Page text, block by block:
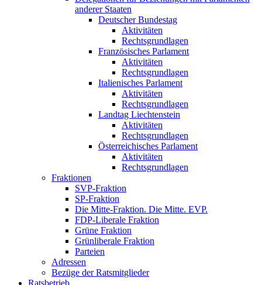
anderer Staaten
Deutscher Bundestag
Aktivitäten
Rechtsgrundlagen
Französisches Parlament
Aktivitäten
Rechtsgrundlagen
Italienisches Parlament
Aktivitäten
Rechtsgrundlagen
Landtag Liechtenstein
Aktivitäten
Rechtsgrundlagen
Österreichisches Parlament
Aktivitäten
Rechtsgrundlagen
Fraktionen
SVP-Fraktion
SP-Fraktion
Die Mitte-Fraktion. Die Mitte. EVP.
FDP-Liberale Fraktion
Grüne Fraktion
Grünliberale Fraktion
Parteien
Adressen
Bezüge der Ratsmitglieder